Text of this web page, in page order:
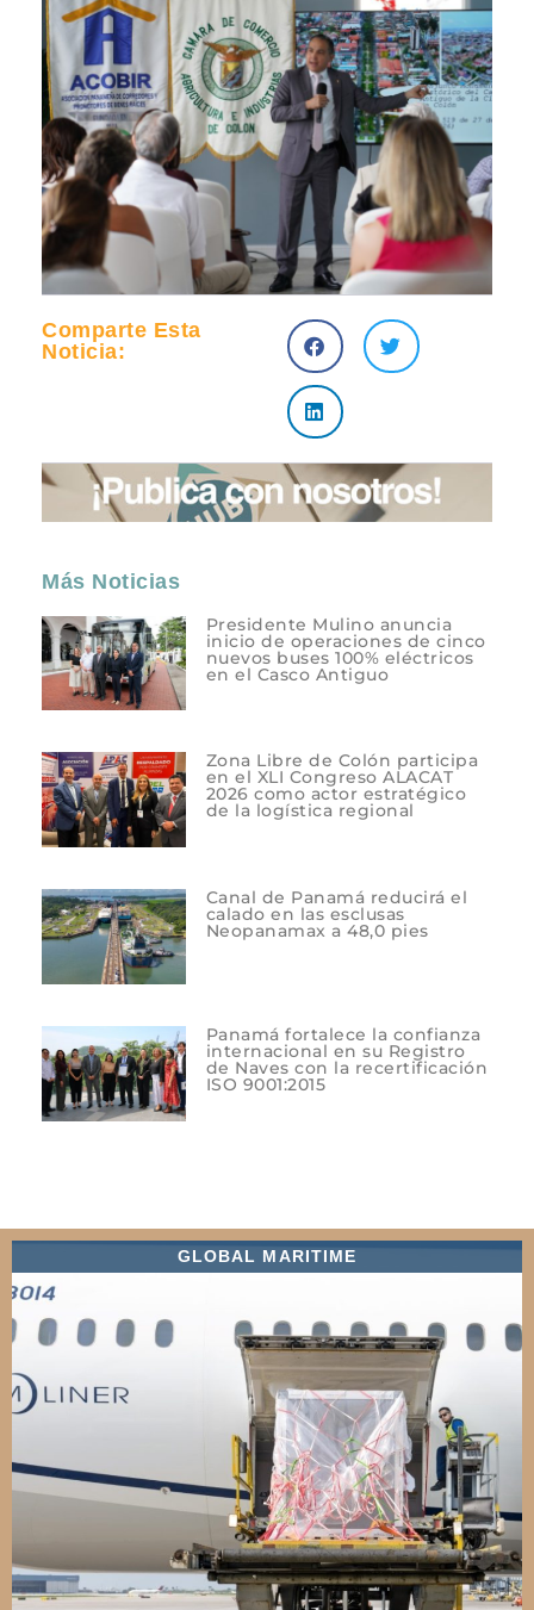
Comparte Esta
Noticia:
Más Noticias
Presidente Mulino anuncia
inicio de operaciones de cinco
nuevos buses 100% eléctricos
en el Casco Antiguo
Zona Libre de Colón participa
en el XLI Congreso ALACAT
2026 como actor estratégico
de la logística regional
Canal de Panamá reducirá el
calado en las esclusas
Neopanamax a 48,0 pies
Panamá fortalece la confianza
internacional en su Registro
de Naves con la recertificación
ISO 9001:2015
GLOBAL MARITIME